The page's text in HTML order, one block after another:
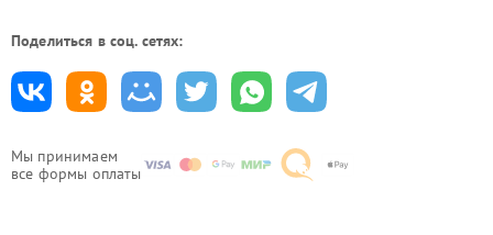
Мы принимаем
все формы оплаты
Поделиться в соц. сетях: